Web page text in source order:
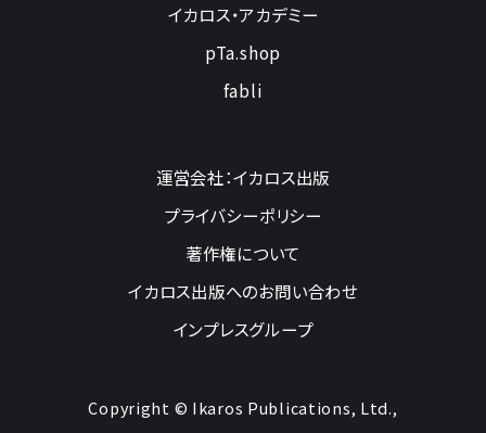
イカロス・アカデミー
pTa.shop
fabli
運営会社：イカロス出版
プライバシーポリシー
著作権について
イカロス出版へのお問い合わせ
インプレスグループ
Copyright © Ikaros Publications, Ltd.,